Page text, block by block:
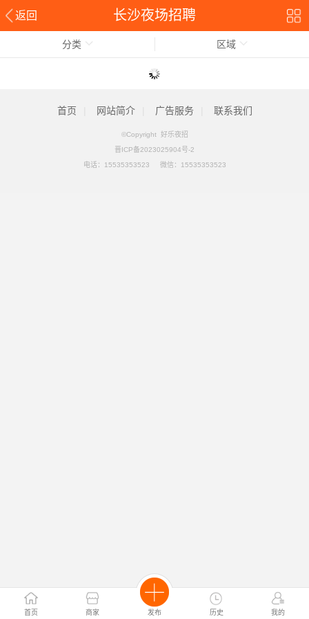
返回 长沙夜场招聘
首页 商家 发布 历史 我的
分类 区域
首页 网站简介 广告服务 联系我们
©Copyright 好乐夜招
晋ICP备2023025904号-2
电话：
15535353523 微信：15535353523